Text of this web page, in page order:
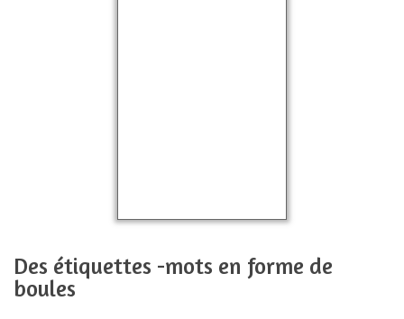
Des étiquettes -mots en forme de
boules